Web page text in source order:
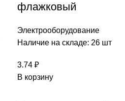
флажковый
Электрооборудование
Наличие на складе: 26 шт
3.74 ₽
В корзину